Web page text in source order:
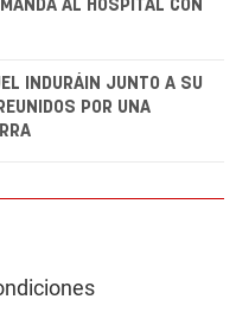
AL HOSPITAL CON
INDURÁIN JUNTO A SU
POR UNA